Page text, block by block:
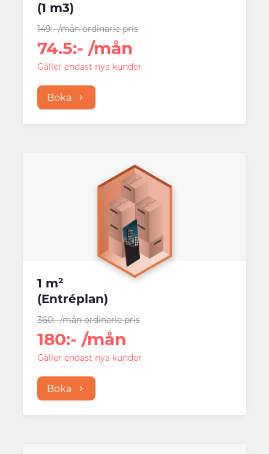
(1 m3)
149:-/månordinarie pris
74.5:- /mån
Gäller endast nya kunder
Boka
1 m²
(Entréplan)
360:-/månordinarie pris
180:- /mån
Gäller endast nya kunder
Boka